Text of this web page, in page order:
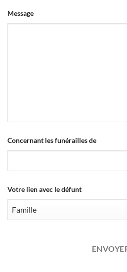
Message
Concernant les funérailles de
Company
Name *
Votre lien avec le défunt